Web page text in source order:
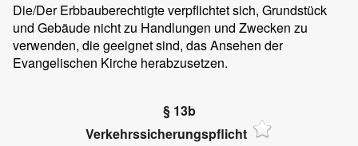
Die/Der Erbbauberechtigte verpflichtet sich, Grundstück
und Gebäude nicht zu Handlungen und Zwecken zu
verwenden, die geeignet sind, das Ansehen der
Evangelischen Kirche herabzusetzen.
§ 13b
Verkehrssicherungspflicht